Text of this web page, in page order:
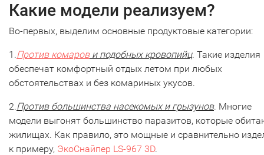
Какие модели реализуем?
Во-первых, выделим основные продуктовые категории:
1.Против комарови подобных кровопийц. Такие изделия
обеспечат комфортный отдых летом при любых
обстоятельствах и без комариных укусов.
2.Против большинства насекомых и грызунов. Многие
модели выгонят большинство паразитов, которые
жилищах. Как правило, это мощные и сравнительно
к примеру, ЭкоСнайпер LS-967 3D.